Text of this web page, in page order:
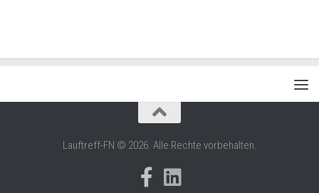
Lauftreff-FN © 2026. Alle Rechte vorbehalten.